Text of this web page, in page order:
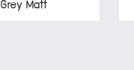
Grey Matt